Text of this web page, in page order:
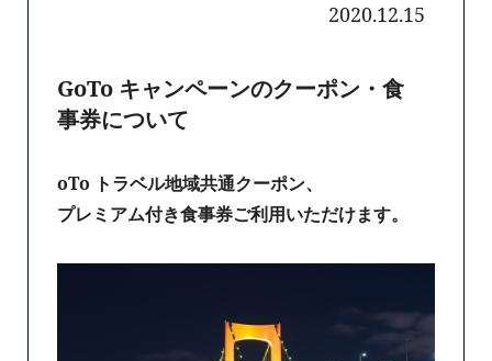
2020.12.15
GoTo キャンペーンのクーポン・食
事券について
oTo トラベル地域共通クーポン、
プレミアム付き食事券ご利用いただけます。